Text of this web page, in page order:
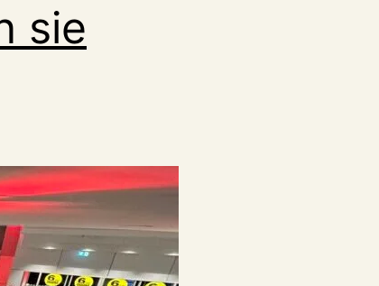
sie